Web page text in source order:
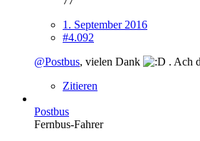
1. September 2016
#4.092
@Postbus, vielen Dank
. Ach
Zitieren
Postbus
Fernbus-Fahrer